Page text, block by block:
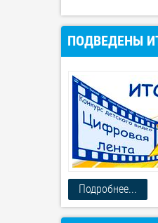
ПОДВЕДЕНЫ
Подробнее...